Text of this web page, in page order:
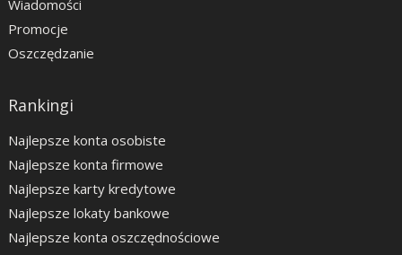
Wiadomości
Promocje
Oszczędzanie
Rankingi
Najlepsze konta osobiste
Najlepsze konta firmowe
Najlepsze karty kredytowe
Najlepsze lokaty bankowe
Najlepsze konta oszczędnościowe